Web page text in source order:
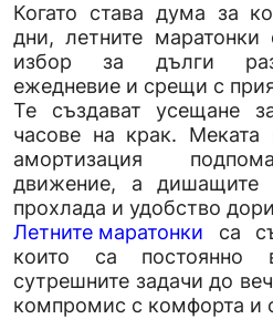
Когато става дума за
дни, летните маратонки
избор за дълги
ежедневие и срещи с
Те създават усещане
часове на крак. Меката
амортизация
движение, а дишащите
прохлада и удобство
Летните маратонки са
които са
сутрешните задачи до
компромис с комфорта и